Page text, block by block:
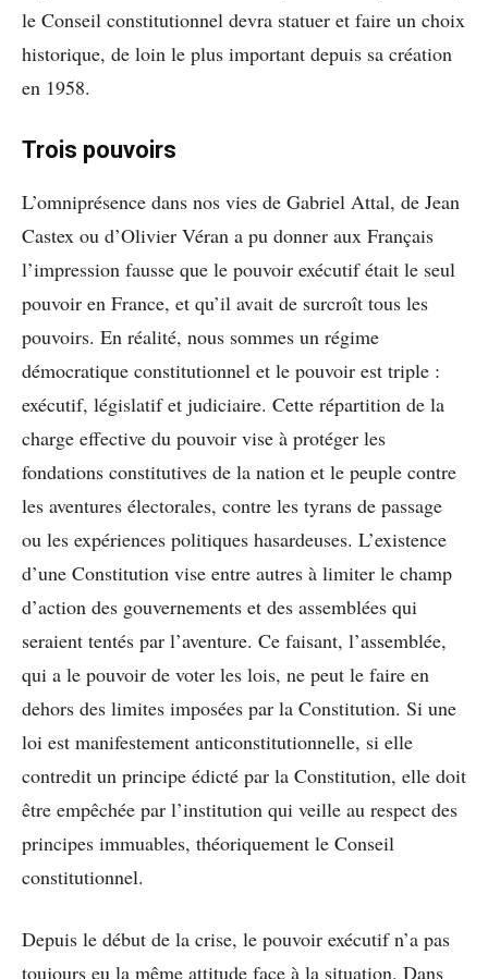
le Conseil constitutionnel devra statuer et faire un choix
historique, de loin le plus important depuis sa création
en 1958.
Trois pouvoirs
L’omniprésence dans nos vies de Gabriel Attal, de Jean
Castex ou d’Olivier Véran a pu donner aux Français
l’impression fausse que le pouvoir exécutif était le seul
pouvoir en France, et qu’il avait de surcroît tous les
pouvoirs. En réalité, nous sommes un régime
démocratique constitutionnel et le pouvoir est triple :
exécutif, législatif et judiciaire. Cette répartition de la
charge effective du pouvoir vise à protéger les
fondations constitutives de la nation et le peuple contre
les aventures électorales, contre les tyrans de passage
ou les expériences politiques hasardeuses. L’existence
d’une Constitution vise entre autres à limiter le champ
d’action des gouvernements et des assemblées qui
seraient tentés par l’aventure. Ce faisant, l’assemblée,
qui a le pouvoir de voter les lois, ne peut le faire en
dehors des limites imposées par la Constitution. Si une
loi est manifestement anticonstitutionnelle, si elle
contredit un principe édicté par la Constitution, elle doit
être empêchée par l’institution qui veille au respect des
principes immuables, théoriquement le Conseil
constitutionnel.
Depuis le début de la crise, le pouvoir exécutif n’a pas
toujours eu la même attitude face à la situation. Dans